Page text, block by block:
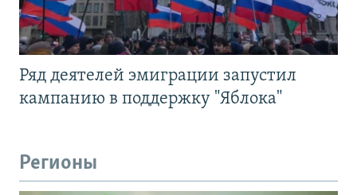
Ряд деятелей эмиграции запустил
кампанию в поддержку "Яблока"
Регионы